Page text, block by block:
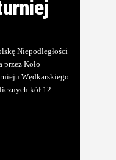
Niepodległości
przez Koło
Wędkarskiego.
kół 12